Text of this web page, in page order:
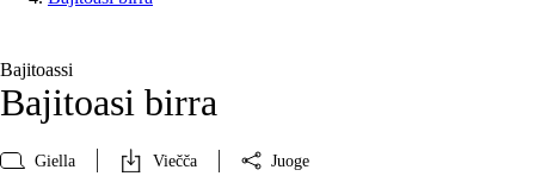
Bajitoassi
Bajitoasi birra
Giella Viečča Juoge